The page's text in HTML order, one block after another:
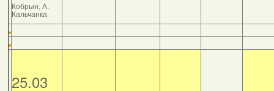
Кобрын, А.
Кальчанка
25.03